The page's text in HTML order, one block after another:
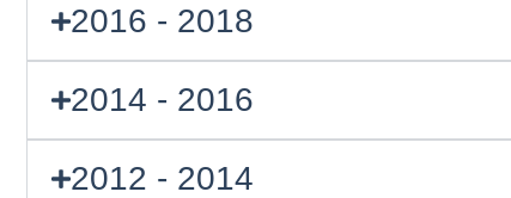
2016 - 2018
2014 - 2016
2012 - 2014